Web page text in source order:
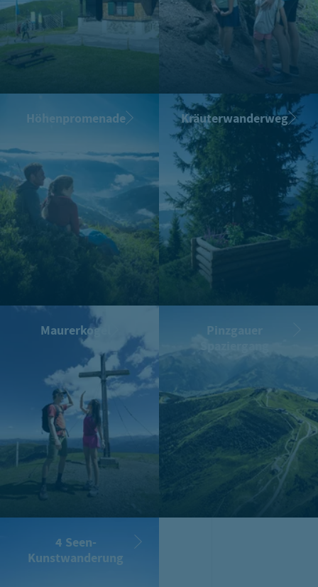
Höhenpromenade Kräuterwanderweg
Maurerkogel
Pinzgauer
Spaziergang
4 Seen-
Kunstwanderung